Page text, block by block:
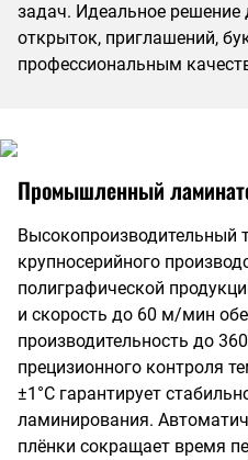
задач. Идеальное решение
открыток, приглашений,
профессиональным
Промышленный
Высокопроизводительный
крупносерийного
полиграфической
и скорость до 60 м/мин
производительность до
прецизионного контроля
±1°C гарантирует
ламинирования.
плёнки сокращает время